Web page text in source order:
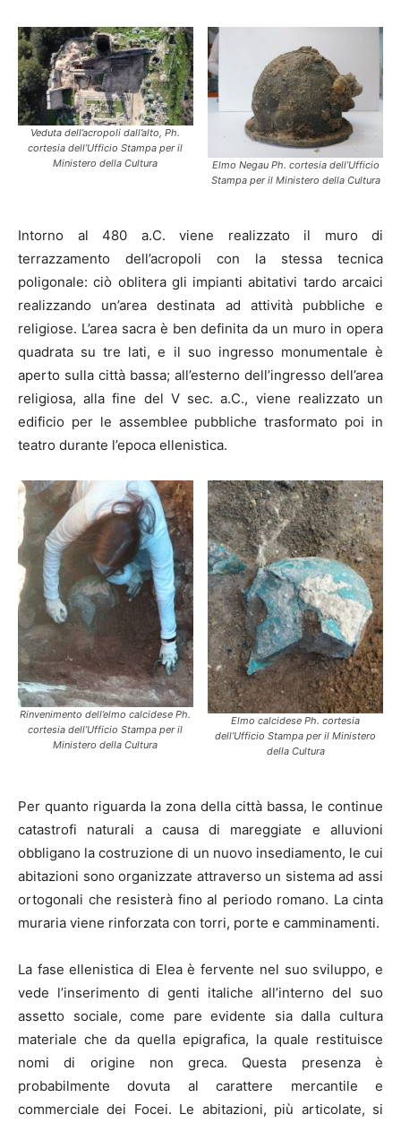
Veduta dell’acropoli dall’alto, Ph.
cortesia dell’Ufficio Stampa per il
Ministero della Cultura
Elmo Negau Ph. cortesia dell’Ufficio
Stampa per il Ministero della Cultura
Intorno al 480 a.C. viene realizzato il muro di
terrazzamento dell’acropoli con la stessa tecnica
poligonale: ciò oblitera gli impianti abitativi tardo arcaici
realizzando un’area destinata ad attività pubbliche e
religiose. L’area sacra è ben definita da un muro in opera
quadrata su tre lati, e il suo ingresso monumentale è
aperto sulla città bassa; all’esterno dell’ingresso dell’area
religiosa, alla fine del V sec. a.C., viene realizzato un
edificio per le assemblee pubbliche trasformato poi in
teatro durante l’epoca ellenistica.
Rinvenimento dell’elmo calcidese Ph.
cortesia dell’Ufficio Stampa per il
Ministero della Cultura
Elmo calcidese Ph. cortesia
dell’Ufficio Stampa per il Ministero
della Cultura
Per quanto riguarda la zona della città bassa, le continue
catastrofi naturali a causa di mareggiate e alluvioni
obbligano la costruzione di un nuovo insediamento, le cui
abitazioni sono organizzate attraverso un sistema ad assi
ortogonali che resisterà fino al periodo romano. La cinta
muraria viene rinforzata con torri, porte e camminamenti.
La fase ellenistica di Elea è fervente nel suo sviluppo, e
vede l’inserimento di genti italiche all’interno del suo
assetto sociale, come pare evidente sia dalla cultura
materiale che da quella epigrafica, la quale restituisce
nomi di origine non greca. Questa presenza è
probabilmente dovuta al carattere mercantile e
commerciale dei Focei. Le abitazioni, più articolate, si